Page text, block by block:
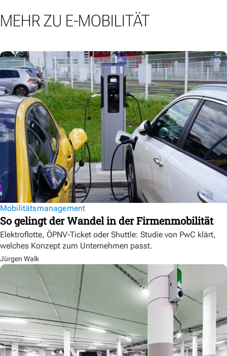
MEHR ZU E-MOBILITÄT
Mobilitätsmanagement
So gelingt der Wandel in der Firmenmobilität
Elektroflotte, ÖPNV-Ticket oder Shuttle: Studie von PwC klärt,
welches Konzept zum Unternehmen passt.
Jürgen Walk